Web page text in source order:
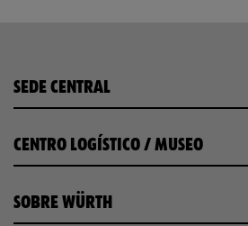
SEDE CENTRAL
CENTRO LOGÍSTICO / MUSEO
SOBRE WÜRTH